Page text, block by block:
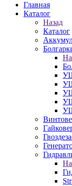
Главная
Каталог
Назад
Каталог